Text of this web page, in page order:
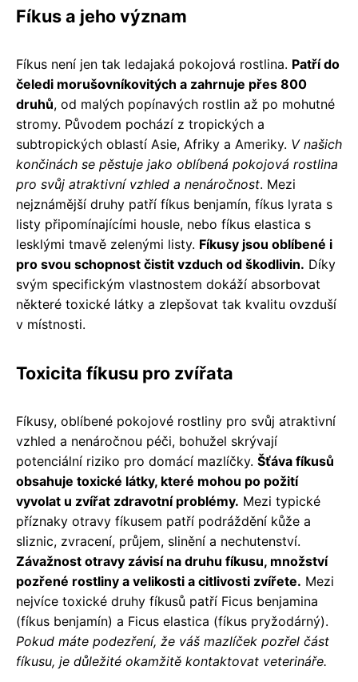
Fíkus a jeho význam
Fíkus není jen tak ledajaká pokojová rostlina. Patří do
čeledi morušovníkovitých a zahrnuje přes 800
druhů, od malých popínavých rostlin až po mohutné
stromy. Původem pochází z tropických a
subtropických oblastí Asie, Afriky a Ameriky. V našich
končinách se pěstuje jako oblíbená pokojová rostlina
pro svůj atraktivní vzhled a nenáročnost. Mezi
nejznámější druhy patří fíkus benjamín, fíkus lyrata s
listy připomínajícími housle, nebo fíkus elastica s
lesklými tmavě zelenými listy. Fíkusy jsou oblíbené i
pro svou schopnost čistit vzduch od škodlivin. Díky
svým specifickým vlastnostem dokáží absorbovat
některé toxické látky a zlepšovat tak kvalitu ovzduší
v místnosti.
Toxicita fíkusu pro zvířata
Fíkusy, oblíbené pokojové rostliny pro svůj atraktivní
vzhled a nenáročnou péči, bohužel skrývají
potenciální riziko pro domácí mazlíčky. Šťáva fíkusů
obsahuje toxické látky, které mohou po požití
vyvolat u zvířat zdravotní problémy. Mezi typické
příznaky otravy fíkusem patří podráždění kůže a
sliznic, zvracení, průjem, slinění a nechutenství.
Závažnost otravy závisí na druhu fíkusu, množství
pozřené rostliny a velikosti a citlivosti zvířete. Mezi
nejvíce toxické druhy fíkusů patří Ficus benjamina
(fíkus benjamín) a Ficus elastica (fíkus pryžodárný).
Pokud máte podezření, že váš mazlíček pozřel část
fíkusu, je důležité okamžitě kontaktovat veterináře.